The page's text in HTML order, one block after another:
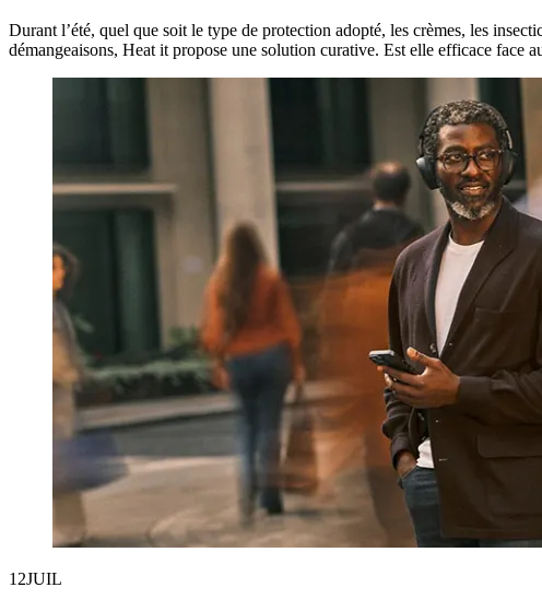
Durant l’été, quel que soit le type de protection adopté, les crèmes, les
démangeaisons, Heat it propose une solution curative. Est elle efficace
12JUIL